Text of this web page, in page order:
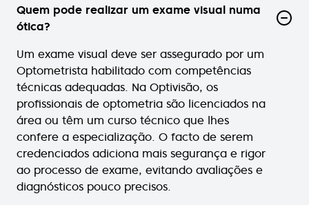
Quem pode realizar um exame visual numa
ótica?
Um exame visual deve ser assegurado por um
Optometrista habilitado com competências
técnicas adequadas. Na Optivisão, os
profissionais de optometria são licenciados na
área ou têm um curso técnico que lhes
confere a especialização. O facto de serem
credenciados adiciona mais segurança e rigor
ao processo de exame, evitando avaliações e
diagnósticos pouco precisos.